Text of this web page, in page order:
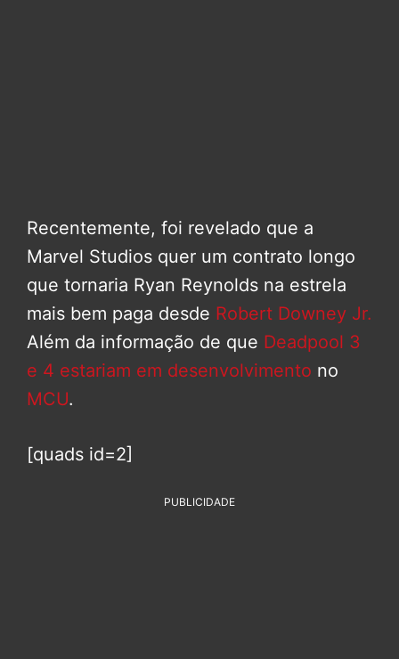
Recentemente, foi revelado que a
Marvel Studios quer um contrato longo
que tornaria Ryan Reynolds na estrela
mais bem paga desde Robert Downey Jr.
Além da informação de que Deadpool 3
e 4 estariam em desenvolvimento no
MCU.
[quads id=2]
PUBLICIDADE